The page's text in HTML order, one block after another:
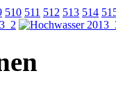
510 511 512 513 514